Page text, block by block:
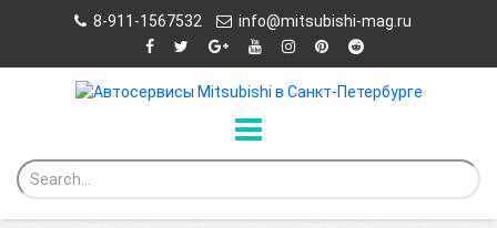
8-911-1567532 info@mitsubishi-mag.ru